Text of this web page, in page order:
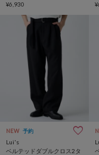
¥6,930
NEW 予約
Lui's
ベルテッドダブルクロス2タ